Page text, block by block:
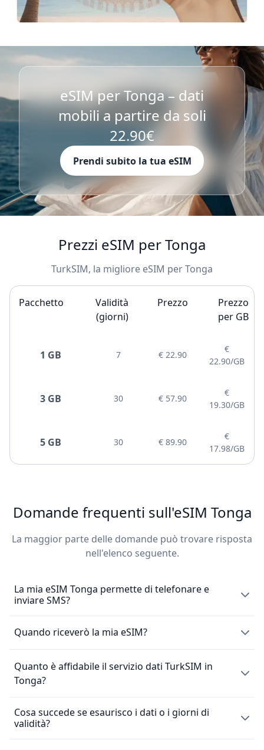
eSIM per Tonga – dati
mobili a partire da soli
22.90€
Prendi subito la tua eSIM
Prezzi eSIM per Tonga
TurkSIM, la migliore eSIM per Tonga
Pacchetto
Validità
(giorni)
Prezzo
Prezzo
per GB
1 GB 7 € 22.90
€
22.90/GB
3 GB 30 € 57.90
€
19.30/GB
5 GB 30 € 89.90
€
17.98/GB
Domande frequenti sull'eSIM Tonga
La maggior parte delle domande può trovare risposta
nell'elenco seguente.
La mia eSIM Tonga permette di telefonare e
inviare SMS?
L'eSIM Tonga consente esclusivamente l'utilizzo di dati
comunque effettuare chiamate utilizzando app di
messaggistica come WhatsApp.
Quando riceverò la mia eSIM?
Dopo l’acquisto di unaeSIM, la riceverai subito via email.
Per attivare la SIM, ti basta scansionare il codice QR
fornito. Tieni presente che non è possibile ottenere un
politica di rimborso per maggiori dettagli.
Quanto è affidabile il servizio dati TurkSIM in
Tonga?
Ci impegniamo a offrire ai clienti TurkSIM veloci
connessioni dati eSIM, consentendo una comunicazione
Cosa succede se esaurisco i dati o i giorni di
validità?